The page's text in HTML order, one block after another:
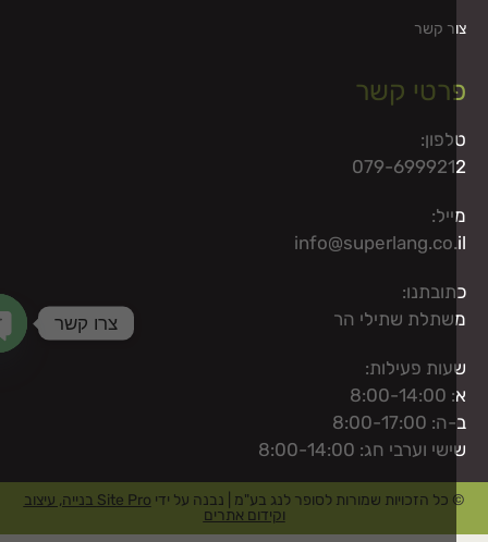
קשר
קשר
079-
שתילי הר
פעילות:
17:00
וערבי חג: 8:00-14:00
כל הזכויות שמורות לסופר לנג בע"מ | נבנה על ידי
Site Pro בנייה, עיצוב
וקידום אתרים
צרו קשר